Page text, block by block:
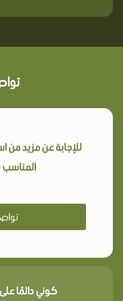
للإجابة عن مزيد من
كوني دائمًا